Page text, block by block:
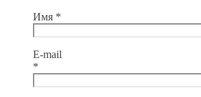
Имя *
E-mail
*